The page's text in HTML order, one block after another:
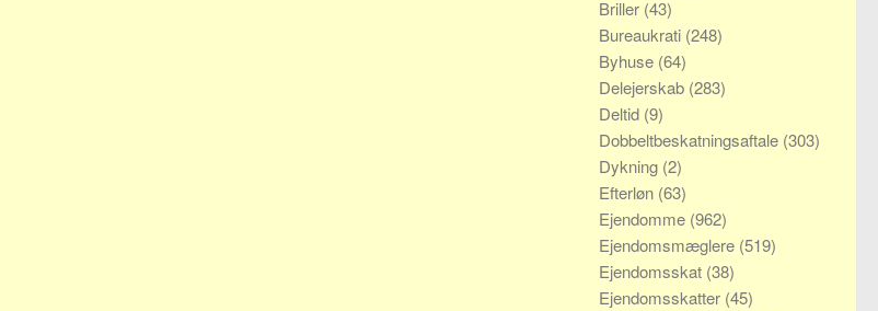
Briller (43)
Bureaukrati (248)
Byhuse (64)
Delejerskab (283)
Deltid (9)
Dobbeltbeskatningsaftale (303)
Dykning (2)
Efterløn (63)
Ejendomme (962)
Ejendomsmæglere (519)
Ejendomsskat (38)
Ejendomsskatter (45)